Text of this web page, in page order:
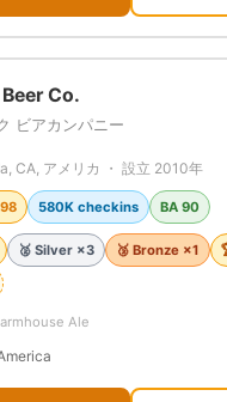
Co.
ビアカンパニー
CA, アメリカ ・ 設立 2010年
580K checkins BA 90
🥈 Silver ×3 🥉 Bronze ×1
Ale